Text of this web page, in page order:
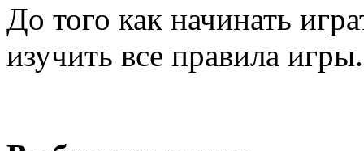
До того как начинать
изучить все правила игры.